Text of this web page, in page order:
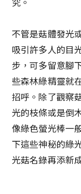
不管是菇體發光
吸引許多人的目
步，可多留意腳
些森林綠精靈就
招呼。除了觀察
光的枝條或是倒
像綠色螢光棒一
下這些神秘的綠
光菇名錄再添新